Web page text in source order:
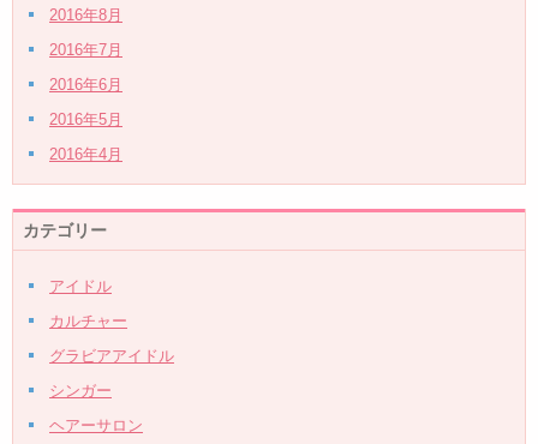
2016年8月
2016年7月
2016年6月
2016年5月
2016年4月
カテゴリー
アイドル
カルチャー
グラビアアイドル
シンガー
ヘアーサロン